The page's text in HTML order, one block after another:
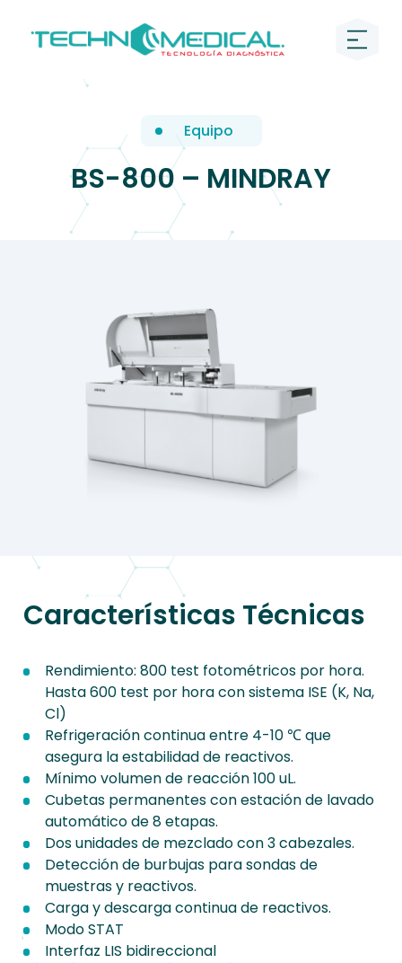
Equipo
BS-800 – MINDRAY
Características Técnicas
Rendimiento: 800 test fotométricos por hora.
Hasta 600 test por hora con sistema ISE (K, Na,
Cl)
Refrigeración continua entre 4-10 ℃ que
asegura la estabilidad de reactivos.
Mínimo volumen de reacción 100 uL.
Cubetas permanentes con estación de lavado
automático de 8 etapas.
Dos unidades de mezclado con 3 cabezales.
Detección de burbujas para sondas de
muestras y reactivos.
Carga y descarga continua de reactivos.
Modo STAT
Interfaz LIS bidireccional